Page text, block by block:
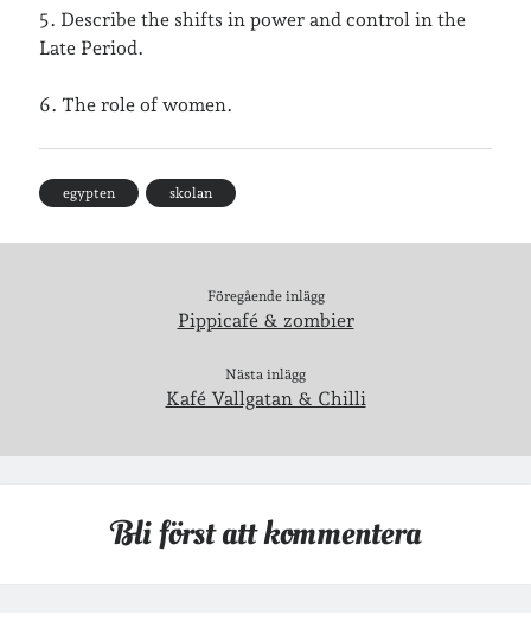
hemmet hemsidan ikea
jobb
musik månadsbild
resor
shopping
tågsemester utflykter
viktiga händelser
5. Describe the shifts in power and control in the
Late Period.
6. The role of women.
egypten skolan
Föregående inlägg
Pippicafé & zombier
Nästa inlägg
Kafé Vallgatan & Chilli
Bli först att kommentera